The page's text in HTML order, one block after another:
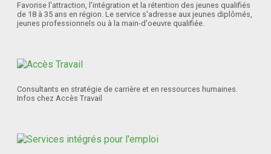
Favorise l'attraction, l'intégration et la rétention des jeunes qualifiés
de 18 à 35 ans en région. Le service s'adresse aux jeunes diplômés,
jeunes professionnels ou à la main-d'oeuvre qualifiée.
Consultants en stratégie de carrière et en ressources humaines.
Infos chez Accès Travail